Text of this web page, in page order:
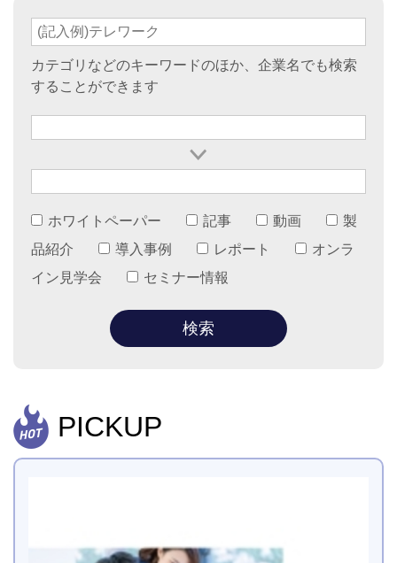
カテゴリなどのキーワードのほか、企業名でも検索
することができます
ホワイトペーパー 記事 動画
製
品紹介
導入事例 レポート
オンラ
イン見学会
セミナー情報
PICKUP